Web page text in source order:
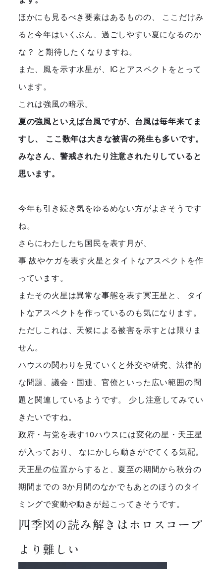
ほかにも見るべき要素はあるものの、 ここだけみ
ると今年はいくぶん、過ごしやすい夏になるのか
な？ と期待したくなりますね。
また、風を示す水星が、ICとアスペクトをとって
います。
これは強風の暗示。
夏の強風といえば台風ですが、台風は毎年来てま
すし、 ここ数年は大きな被害の発生も多いです。
みなさん、警戒されたり注意されたりしていると
思います。
今年も引き続き気をゆるめない方がよさそうです
ね。
さらにわたしたち国民を表す月が、
事 故やケガを表す火星とタイトなアスペクトを作
っています。
またその火星は異常な事態を表す冥王星と、 タイ
トなアスペクトを作っているのも気になります。
ただしこれは、天候による被害を示すとは限りま
せん。
ハウスの関わりを見ていくと外交や研究、法律的
な問題、議会・国連、官僚といった広い範囲の問
題と関連しているようです。 少し注意してみてい
きたいですね。
政府・与党を表す10ハウスには変化の星・天王星
が入っており、 なにかしら動きがでてくる気配。
天王星の位置からすると、夏至の期間から秋分の
期間までの 3か月間のなかでもあとのほうのタイ
ミングで変動や動きが起こってきそうです。
四季図の読み解きはホロスコープ
より難しい